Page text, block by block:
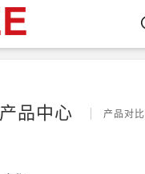
产品中心 产品对比